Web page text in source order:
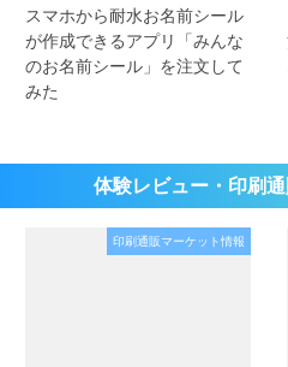
スマホから耐水お名前シール
が作成できるアプリ「みんな
のお名前シール」を注文して
みた
体験レビュー・印刷
印刷通販マーケット情報